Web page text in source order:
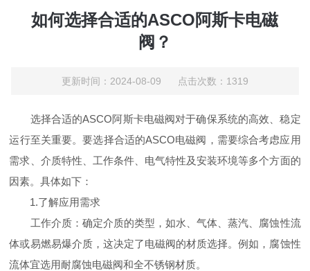
如何选择合适的ASCO阿斯卡电磁
阀？
更新时间：2024-08-09 点击次数：1319
选择合适的ASCO阿斯卡电磁阀对于确保系统的高效、稳定
运行至关重要。要选择合适的ASCO电磁阀，需要综合考虑应用
需求、介质特性、工作条件、电气特性及安装环境等多个方面的
因素。具体如下：
1.了解应用需求
工作介质：确定介质的类型，如水、气体、蒸汽、腐蚀性流
体或易燃易爆介质，这决定了电磁阀的材质选择。例如，腐蚀性
流体宜选用耐腐蚀电磁阀和全不锈钢材质。